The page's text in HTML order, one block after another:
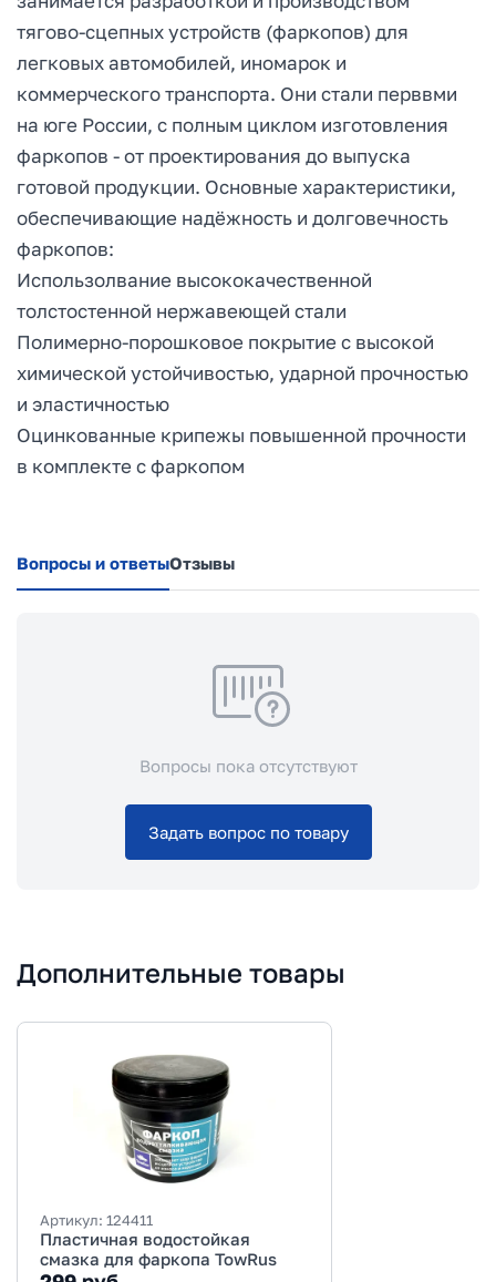
тягово-сцепных устройств (фаркопов) для
легковых автомобилей, иномарок и
коммерческого транспорта. Они стали перввми
на юге России, с полным циклом изготовления
фаркопов - от проектирования до выпуска
готовой продукции. Основные характеристики,
обеспечивающие надёжность и долговечность
фаркопов:
Использолвание высококачественной
толстостенной нержавеющей стали
Полимерно-порошковое покрытие с высокой
химической устойчивостью, ударной прочностью
и эластичностью
Оцинкованные крипежы повышенной прочности
в комплекте с фаркопом
Вопросы и ответыОтзывы
Вопросы пока отсутствуют
Задать вопрос по товару
Дополнительные товары
Артикул: 124411
Пластичная водостойкая
смазка для фаркопа TowRus